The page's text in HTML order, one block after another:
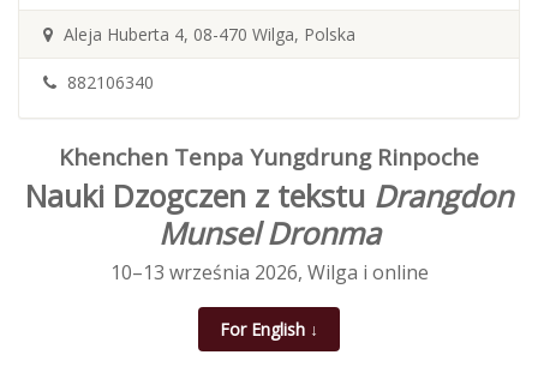
Aleja Huberta 4, 08-470 Wilga, Polska
882106340
Khenchen Tenpa Yungdrung Rinpoche
Nauki Dzogczen z tekstu Drangdon
Munsel Dronma
10–13 września 2026, Wilga i online
For English ↓